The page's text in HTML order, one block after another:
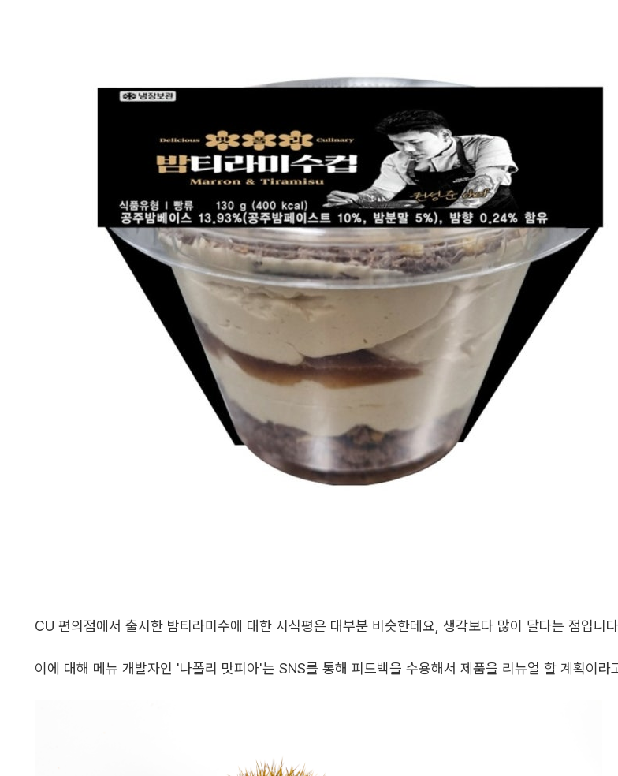
CU 편의점에서 출시한 밤티라미수에 대한 시식평은 대부분 비슷한데요, 생각보다 많이 달다는 점입니
이에 대해 메뉴 개발자인 '나폴리 맛피아'는 SNS를 통해 피드백을 수용해서 제품을 리뉴얼 할 계획이라